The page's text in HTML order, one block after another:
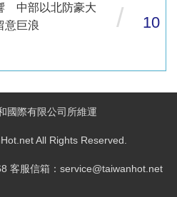
中部以北防豪大
意巨浪
/ 10
國際有限公司所維運
All Rights Reserved.
客服信箱：service@taiwanhot.net